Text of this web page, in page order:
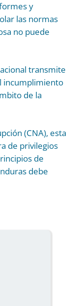
y
las normas
no puede
transmite
incumplimiento
de la
(CNA), esta
de privilegios
de
debe